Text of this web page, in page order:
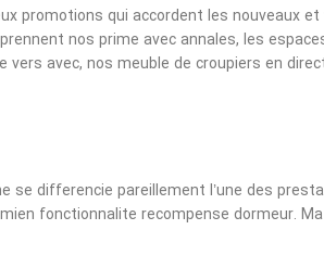
promotions qui accordent les nouveaux
nos prime avec annales, les
vers avec, nos meuble de croupiers en
se differencie pareillement l’une des
fonctionnalite recompense dormeur.